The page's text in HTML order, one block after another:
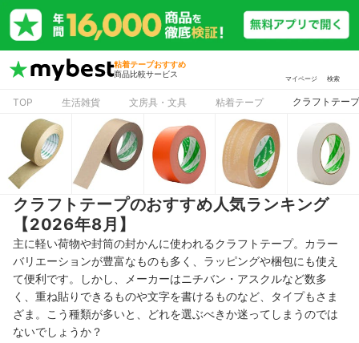
粘着テープおすすめ
商品比較サービス
マイページ 検索
TOP 生活雑貨 文房具・文具 粘着テープ クラフトテー
クラフトテープのおすすめ人気ランキング
【2026年8月】
主に軽い荷物や封筒の封かんに使われるクラフトテープ。カラー
バリエーションが豊富なものも多く、ラッピングや梱包にも使え
て便利です。しかし、メーカーはニチバン・アスクルなど数多
く、重ね貼りできるものや文字を書けるものなど、タイプもさま
ざま。こう種類が多いと、どれを選ぶべきか迷ってしまうのでは
ないでしょうか？